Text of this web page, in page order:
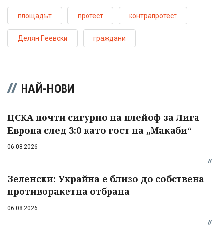
площадът протест контрапротест
Делян Пеевски граждани
НАЙ-НОВИ
ЦСКА почти сигурно на плейоф за Лига
Европа след 3:0 като гост на „Макаби“
06.08.2026
Зеленски: Украйна е близо до собствена
противоракетна отбрана
06.08.2026